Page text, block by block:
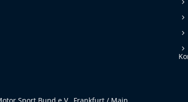
Sport Bund e.V., Frankfurt / Main